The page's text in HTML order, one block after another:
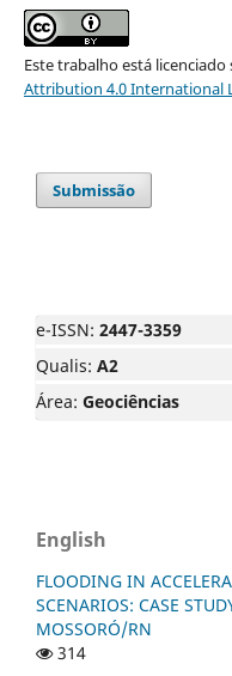
Este trabalho está licenciado
Attribution 4.0 International
Submissão
e-ISSN: 2447-3359
Qualis: A2
Área: Geociências
English
FLOODING IN
SCENARIOS: CASE
MOSSORÓ/RN
314